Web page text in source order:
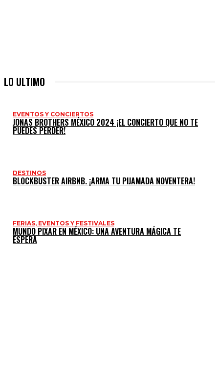
LO ULTIMO
EVENTOS Y CONCIERTOS
JONAS BROTHERS MÉXICO 2024 ¡EL CONCIERTO QUE NO TE
PUEDES PERDER!
DESTINOS
BLOCKBUSTER AIRBNB. ¡ARMA TU PIJAMADA NOVENTERA!
FERIAS, EVENTOS Y FESTIVALES
MUNDO PIXAR EN MÉXICO: UNA AVENTURA MÁGICA TE
ESPERA